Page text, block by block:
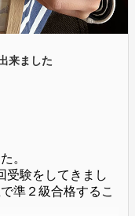
来ました
。
受験をしてきまし
準２級合格するこ